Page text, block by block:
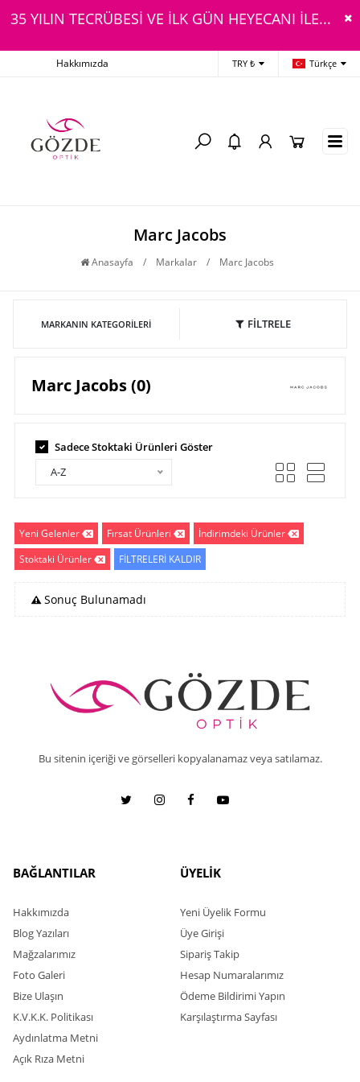
35 YILIN TECRÜBESİ VE İLK GÜN HEYECANI İLE...
Hakkımızda TRY ₺ Türkçe
Marc Jacobs
Anasayfa / Markalar / Marc Jacobs
MARKANIN KATEGORILERI FİLTRELE
Marc Jacobs (0)
Sadece Stoktaki Ürünleri Göster
A-Z
Yeni Gelenler Fırsat Ürünleri
İndirimdeki Ürünler
Stoktaki Ürünler
FİLTRELERİ KALDIR
Sonuç Bulunamadı
Bu sitenin içeriği ve görselleri kopyalanamaz veya satılamaz.
BAĞLANTILAR
Hakkımızda
Blog Yazıları
Mağzalarımız
Foto Galeri
Bize Ulaşın
K.V.K.K. Politikası
Aydınlatma Metni
Açık Rıza Metni
ÜYELİK
Yeni Üyelik Formu
Üye Girişi
Sipariş Takip
Hesap Numaralarımız
Ödeme Bildirimi Yapın
Karşılaştırma Sayfası